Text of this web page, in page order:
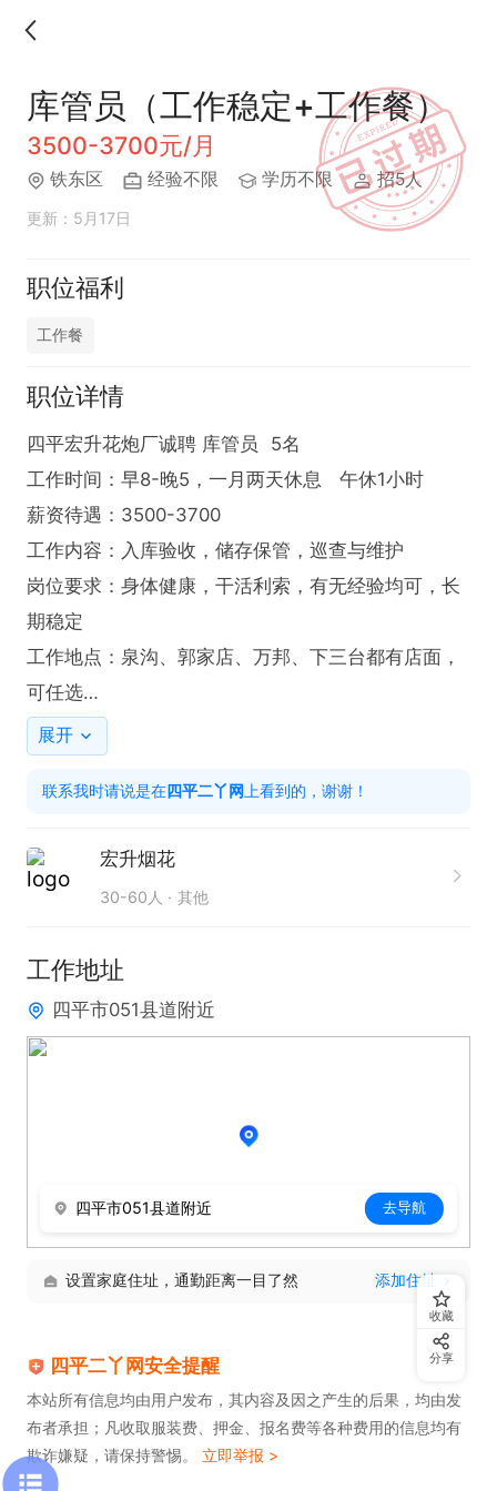
库管员（工作稳定+工作餐）
3500-3700元/月
铁东区 经验不限 学历不限 招5人
更新：5月17日
职位福利
工作餐
职位详情
四平宏升花炮厂诚聘 库管员  5名
工作时间：早8-晚5，一月两天休息   午休1小时
薪资待遇：3500-3700
工作内容：入库验收，储存保管，巡查与维护
岗位要求：身体健康，干活利索，有无经验均可，长
期稳定
工作地点：泉沟、郭家店、万邦、下三台都有店面，
可任选
有意请尽快电话联系我吧！！
展开
联系我时请说是在四平二丫网 上看到的，谢谢！
宏升烟花
30-60人 其他
工作地址
四平市051县道附近
四平市051县道附近 去导航
设置家庭住址，通勤距离一目了然 添加住址
四平二丫网安全提醒
本站所有信息均由用户发布，其内容及因之产生的后果，均由发
布者承担；凡收取服装费、押金、报名费等各种费用的信息均有
欺诈嫌疑，请保持警惕。 立即举报 >
收藏
分享